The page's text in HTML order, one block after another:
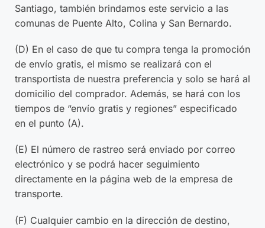
Santiago, también brindamos este servicio a las
comunas de Puente Alto, Colina y San Bernardo.
(D) En el caso de que tu compra tenga la promoción
de envío gratis, el mismo se realizará con el
transportista de nuestra preferencia y solo se hará al
domicilio del comprador. Además, se hará con los
tiempos de “envío gratis y regiones” especificado
en el punto (A).
(E) El número de rastreo será enviado por correo
electrónico y se podrá hacer seguimiento
directamente en la página web de la empresa de
transporte.
(F) Cualquier cambio en la dirección de destino,